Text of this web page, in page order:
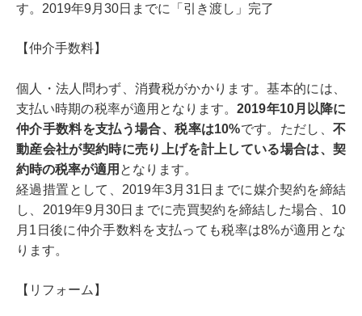
す。2019年9月30日までに「引き渡し」完了
【仲介手数料】
個人・法人問わず、消費税がかかります。基本的には、
支払い時期の税率が適用となります。2019年10月以降に
仲介手数料を支払う場合、税率は10%です。ただし、不
動産会社が契約時に売り上げを計上している場合は、契
約時の税率が適用 となります。
経過措置として、2019年3月31日までに媒介契約を締結
し、2019年9月30日までに売買契約を締結した場合、10
月1日後に仲介手数料を支払っても税率は8%が適用とな
ります。
【リフォーム】